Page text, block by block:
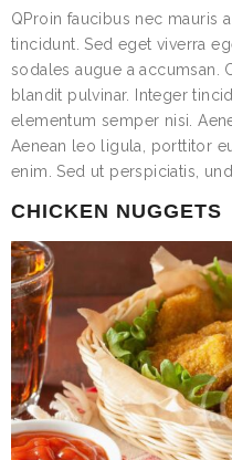
QProin faucibus nec mauris
tincidunt. Sed eget viverra
sodales augue a accumsan.
blandit pulvinar. Integer
elementum semper nisi.
Aenean leo ligula, porttitor
enim. Sed ut perspiciatis,
CHICKEN NUGGETS